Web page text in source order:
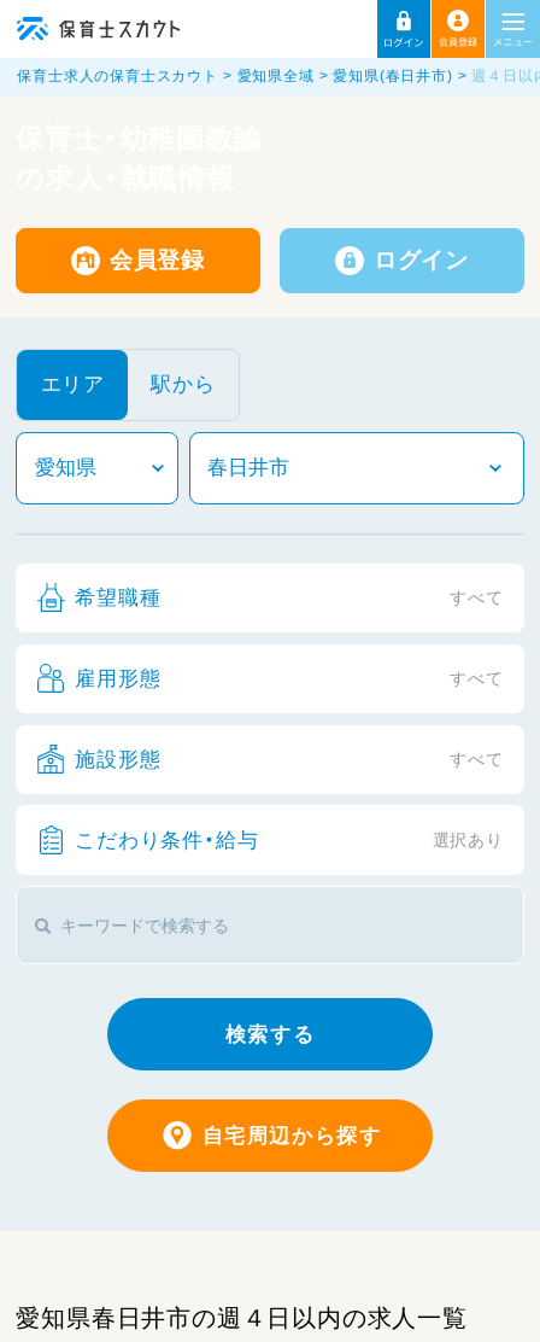
保育士求人の保育士スカウト 愛知県全域 愛知県(春日井市) 週４日以
会員登録 ログイン
エリア 駅から
希望職種 すべて
雇用形態 すべて
施設形態 すべて
こだわり条件・給与 選択あり
検索する
自宅周辺から探す
愛知県春日井市の週４日以内の求人一覧